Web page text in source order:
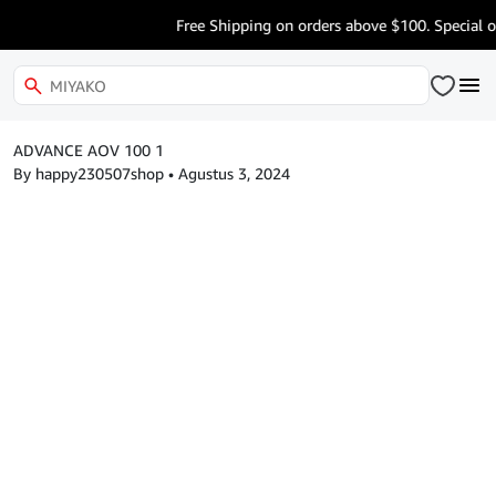
Free Shipping on orders above $100. Special
ADVANCE AOV 100 1
By happy230507shop • Agustus 3, 2024